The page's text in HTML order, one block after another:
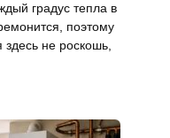
градус тепла в
поэтому
не роскошь,